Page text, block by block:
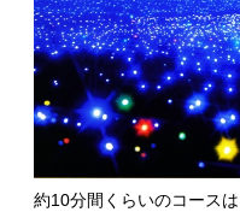
約10分間くらいのコース